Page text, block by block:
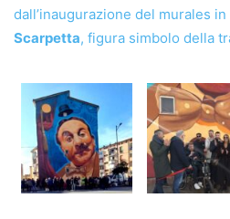
dall’inaugurazione del murales
Scarpetta, figura simbolo della